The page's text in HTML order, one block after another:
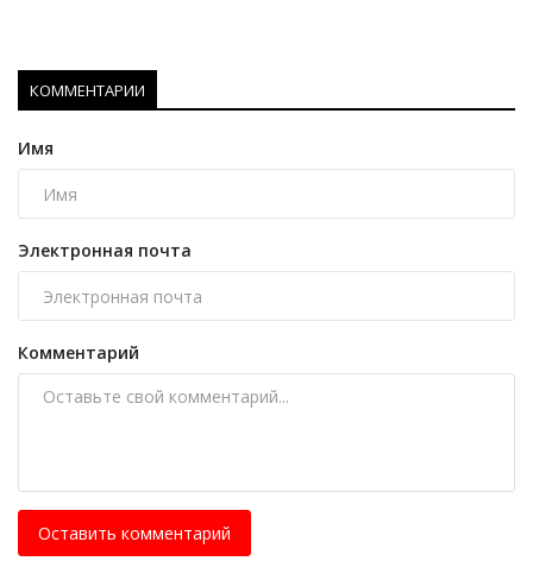
КОММЕНТАРИИ
Имя
Электронная почта
Комментарий
Оставить комментарий